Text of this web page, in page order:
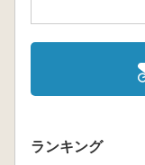
ランキング